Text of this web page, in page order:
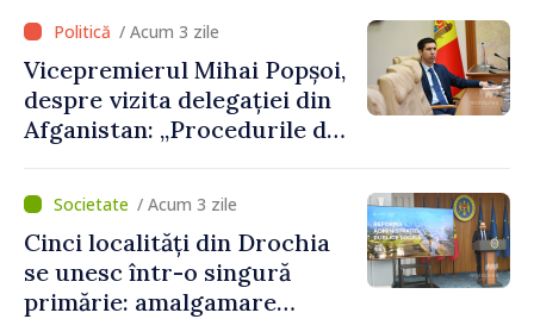
parcursul lunii august
/ Acum 3 zile
Vicepremierul Mihai Popșoi,
despre vizita delegației din
Afganistan: „Procedurile de
respectate întocmai. Nu s-
au constatat încălcări ale
prevederilor legale”
/ Acum 3 zile
Cinci localități din Drochia
se unesc într-o singură
primărie: amalgamare